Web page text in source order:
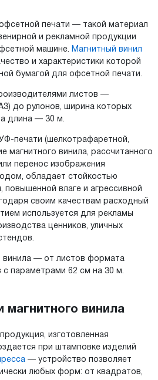
печати — такой материал
и рекламной продукции
машине. Магнитный винил
и характеристики которой
бумагой для офсетной печати.
листов —
до рулонов, ширина которых
длина — 30 м.
печати (шелкотрафаретной,
магнитного винила, рассчитанного
перенос изображения
обладает стойкостью
повышенной влаге и агрессивной
своим качествам расходный
используется для рекламы
ценников, уличных
винила — от листов формата
параметрами 62 см на 30 м.
винила
изготовленная
при штамповке изделий
— устройство позволяет
любых форм: от квадратов,